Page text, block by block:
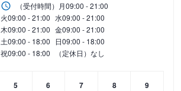
（受付時間） 月09:00 - 21:00
火09:00 - 21:00 水09:00 - 21:00
木09:00 - 21:00 金09:00 - 21:00
土09:00 - 18:00 日09:00 - 18:00
祝09:00 - 18:00 （定休日）なし
5
6
7
8
9